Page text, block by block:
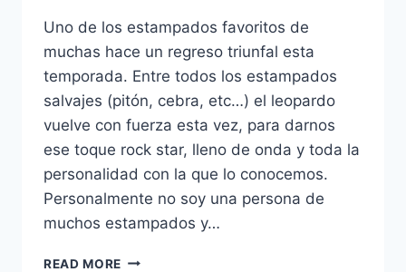
Uno de los estampados favoritos de
muchas hace un regreso triunfal esta
temporada. Entre todos los estampados
salvajes (pitón, cebra, etc…) el leopardo
vuelve con fuerza esta vez, para darnos
ese toque rock star, lleno de onda y toda la
personalidad con la que lo conocemos.
Personalmente no soy una persona de
muchos estampados y…
READ MORE CÓMO